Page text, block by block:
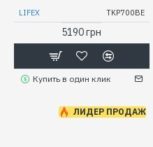
LIFEX TKP700BE
5190 грн
Купить в один клик
ЛИДЕР ПРОДАЖ